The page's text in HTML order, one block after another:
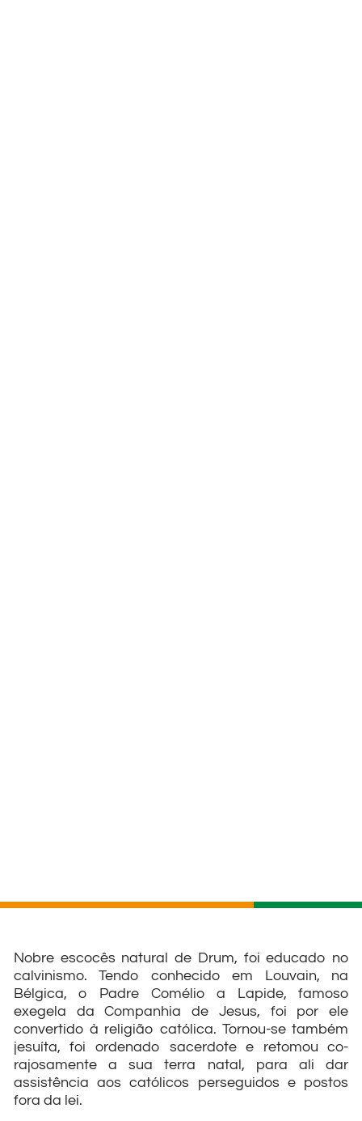
Nobre escocês natural de Drum, foi educado no
calvinismo. Tendo conhecido em Louvain, na
Bélgica, o Padre Comélio a Lapide, famoso
exegela da Companhia de Jesus, foi por ele
convertido à religião católi­ca. Tornou-se também
jesuíta, foi ordenado sacerdote e retomou co­
rajosamente a sua terra natal, para ali dar
assistência aos católicos per­seguidos e postos
fora da lei.